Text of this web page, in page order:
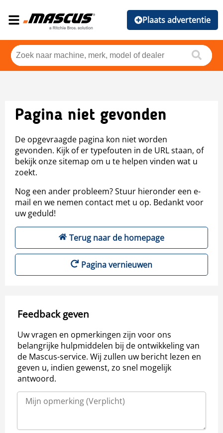
Plaats advertentie
Pagina niet gevonden
De opgevraagde pagina kon niet worden
gevonden. Kijk of er typefouten in de URL staan, of
bekijk onze sitemap om u te helpen vinden wat u
zoekt.
Nog een ander probleem? Stuur hieronder een e-
mail en we nemen contact met u op. Bedankt voor
uw geduld!
Terug naar de homepage
Pagina vernieuwen
Feedback geven
Uw vragen en opmerkingen zijn voor ons
belangrijke hulpmiddelen bij de ontwikkeling van
de Mascus-service. Wij zullen uw bericht lezen en
geven u, indien gewenst, zo snel mogelijk
antwoord.